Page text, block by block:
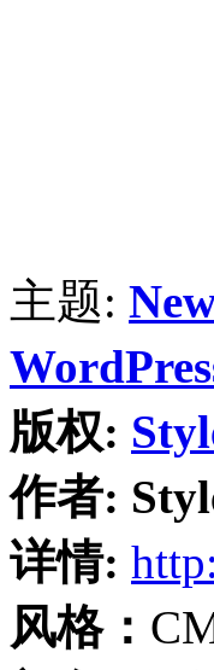
主题:
版权:
作者:
详情:
风格：